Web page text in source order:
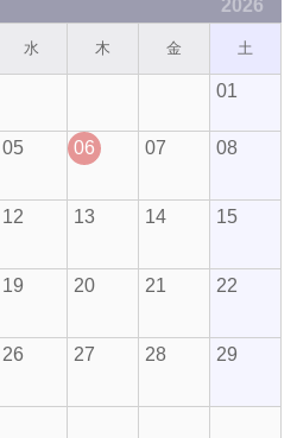
2026
水 木 金 土
01
05 06 07 08
12 13 14 15
19 20 21 22
26 27 28 29